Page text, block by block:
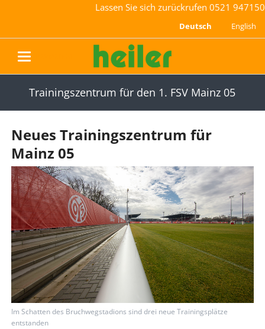
Lassen Sie sich zurückrufen 0521 947150
Deutsch English
Trainingszentrum für den 1. FSV Mainz 05
Neues Trainingszentrum für
Mainz 05
Im Schatten des Bruchwegstadions sind drei neue Trainingsplätze
entstanden